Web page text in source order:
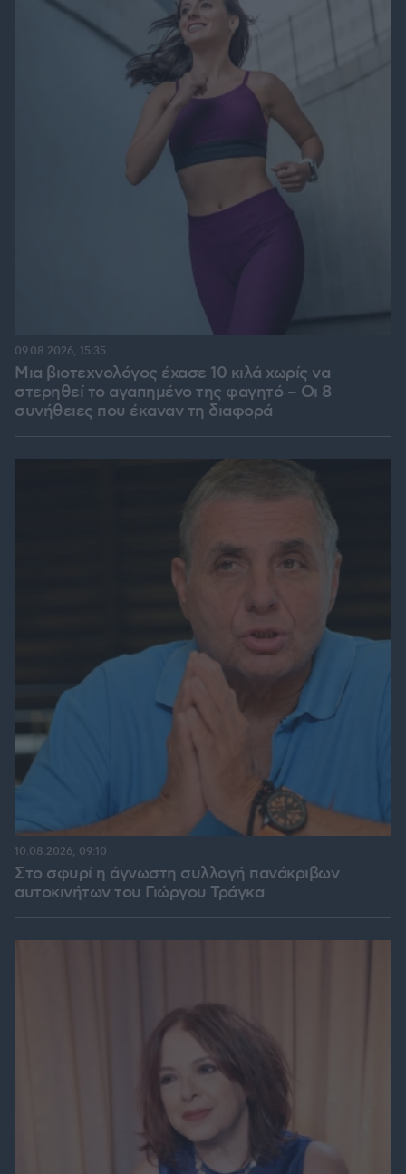
Μια βιοτεχνολόγος έχασε 10 κιλά χωρίς να
στερηθεί το αγαπημένο της φαγητό – Οι 8
συνήθειες που έκαναν τη διαφορά
09.08.2026, 15:35
Στο σφυρί η άγνωστη συλλογή πανάκριβων
αυτοκινήτων του Γιώργου Τράγκα
10.08.2026, 09:10